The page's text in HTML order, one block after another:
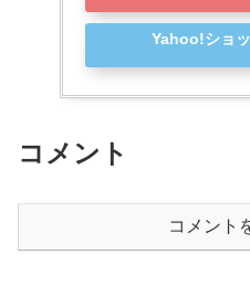
Yahoo!ショ
コメント
コメント